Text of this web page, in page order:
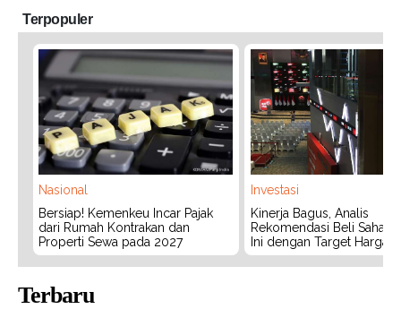
Terpopuler
Nasional
Bersiap! Kemenkeu Incar Pajak
dari Rumah Kontrakan dan
Properti Sewa pada 2027
Investasi
Kinerja Bagus, Analis
Rekomendasi Beli Saham
Ini dengan Target Harga
Terbaru